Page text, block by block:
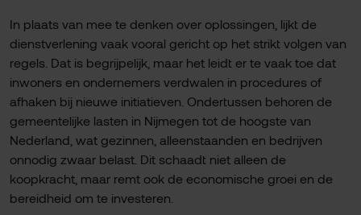
In plaats van mee te denken over oplossingen, lijkt de
dienstverlening vaak vooral gericht op het strikt volgen van
regels. Dat is begrijpelijk, maar het leidt er te vaak toe dat
inwoners en ondernemers verdwalen in procedures of
afhaken bij nieuwe initiatieven. Ondertussen behoren de
gemeentelijke lasten in Nijmegen tot de hoogste van
Nederland, wat gezinnen, alleenstaanden en bedrijven
onnodig zwaar belast. Dit schaadt niet alleen de
koopkracht, maar remt ook de economische groei en de
bereidheid om te investeren.